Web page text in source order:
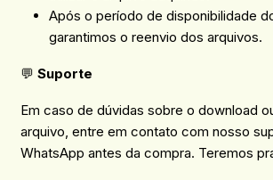
Após o período de disponibilidade
garantimos o reenvio dos arquivos.
💬 Suporte
Em caso de dúvidas sobre o download
arquivo, entre em contato com nosso
WhatsApp antes da compra. Teremos